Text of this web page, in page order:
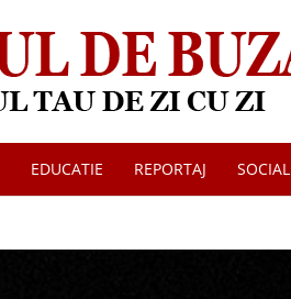
Jurnalul
EDUCATIE REPORTAJ SOCIAL